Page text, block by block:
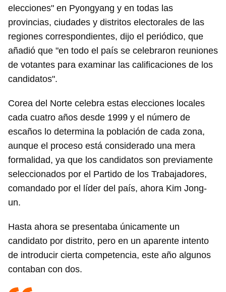
elecciones" en Pyongyang y en todas las
provincias, ciudades y distritos electorales de las
regiones correspondientes, dijo el periódico, que
añadió que "en todo el país se celebraron reuniones
de votantes para examinar las calificaciones de los
candidatos".
Corea del Norte celebra estas elecciones locales
cada cuatro años desde 1999 y el número de
escaños lo determina la población de cada zona,
aunque el proceso está considerado una mera
formalidad, ya que los candidatos son previamente
seleccionados por el Partido de los Trabajadores,
comandado por el líder del país, ahora Kim Jong-
un.
Hasta ahora se presentaba únicamente un
candidato por distrito, pero en un aparente intento
de introducir cierta competencia, este año algunos
contaban con dos.